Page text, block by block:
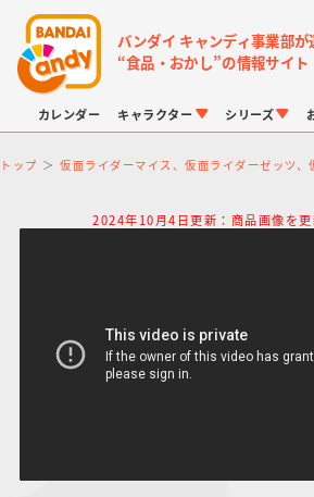
バンダイ キャンディ事業部が
“食品・おかし”の情報サイト
カレンダー キャラクター シリーズ
トップ 仮面ライダーマイス、仮面ライダーゼッツ、
2024年10月4日更新：商品画像を更